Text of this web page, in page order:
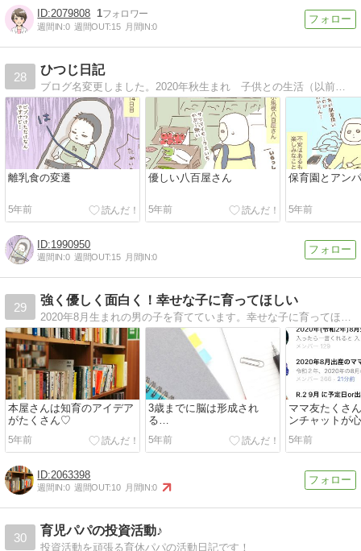
2079808 1
週間IN:0 週間OUT:15 月間IN:0
28
ひつじ日記
離乳食の変遷
5年前
優しい八百屋さん
5年前
保育園とアン
5年前
1990950
週間IN:0 週間OUT:15 月間IN:0
29
強く優しく面白く！幸せな子に育ってほしい
本屋さんは知育のアイデア
がたくさん♡
5年前
3歳までに脳は形成され
る…
5年前
ママ友たくさ
ンチャットが
5年前
2063398
週間IN:0 週間OUT:10 月間IN:0
30
育児パパの投資活動♪
投資活動を頑張る育休パパの活動日記です！